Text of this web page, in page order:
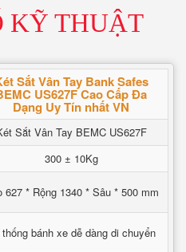
KỸ THUẬT
Sắt Vân Tay Bank Safes
US627F Cao Cấp Đa
Dạng Uy Tín nhất VN
Sắt Vân Tay BEMC US627F
300 ± 10Kg
627 * Rộng 1340 * Sâu * 500 mm
thống bánh xe dễ dàng di chuyển